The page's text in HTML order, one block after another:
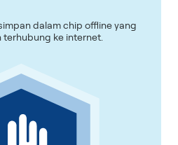
dalam chip offline yang
ke internet.